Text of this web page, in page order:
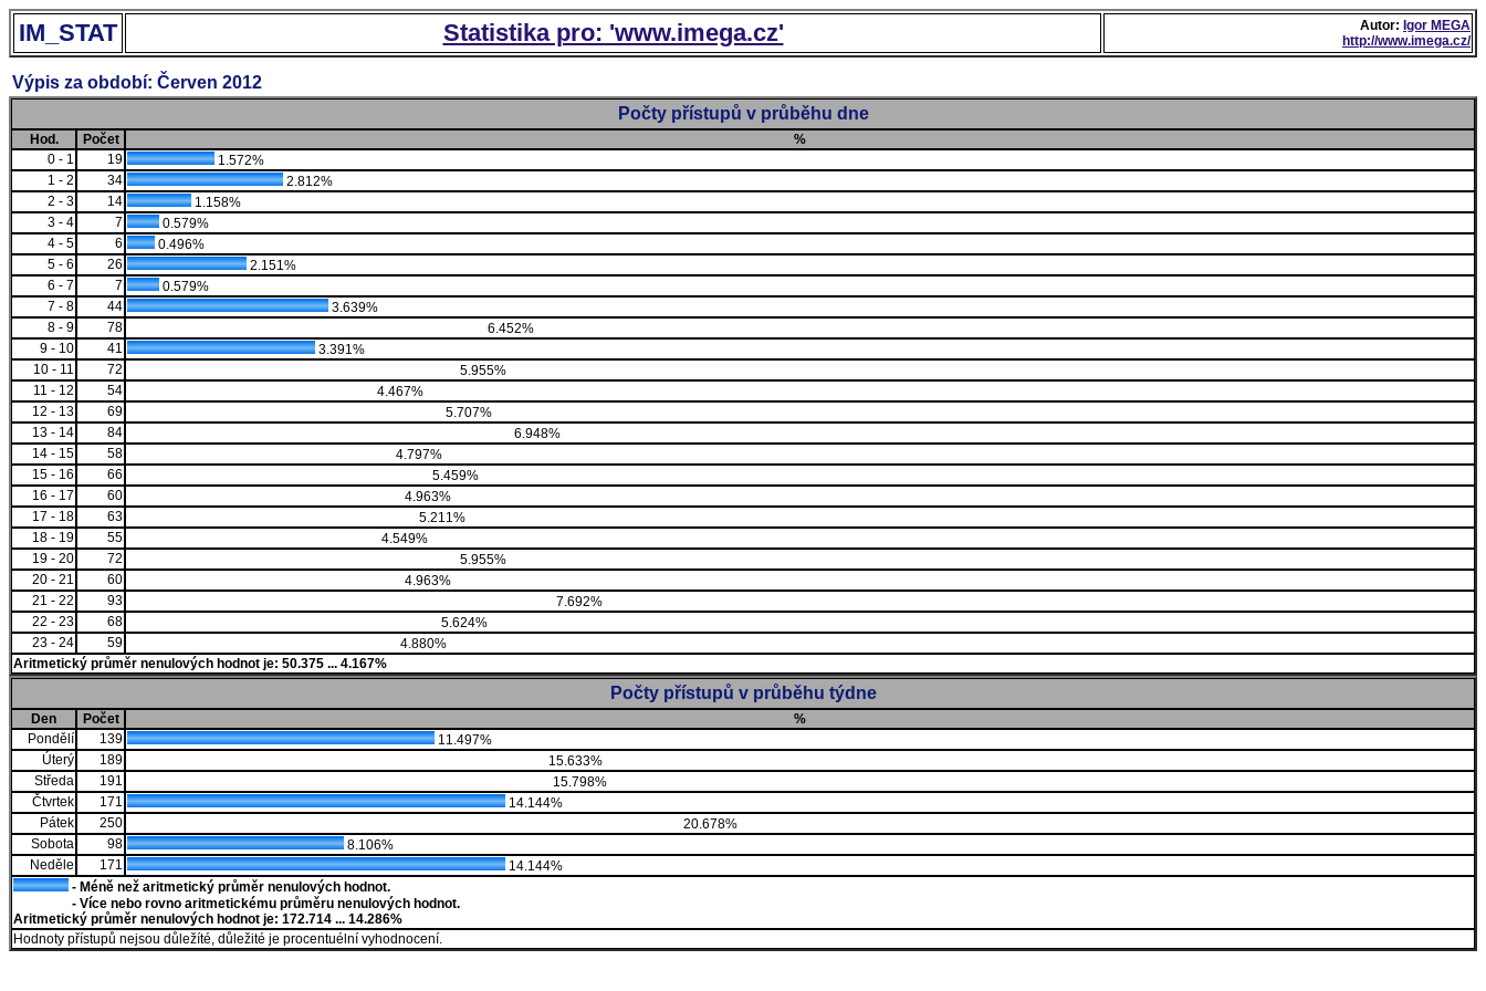
IM_STAT Statistika pro: 'www.imega.cz' Autor: Igor MEGA
http://www.imega.cz/
Výpis za období: Červen 2012
Počty přístupů v průběhu dne
Hod. Počet
%
0 - 1
19
1.572%
1 - 2
34
2.812%
2 - 3
14
1.158%
3 - 4
7
0.579%
4 - 5
6
0.496%
5 - 6
26
2.151%
6 - 7
7
0.579%
7 - 8
44
3.639%
8 - 9
78
6.452%
9 - 10
41
3.391%
10 - 11
72
5.955%
11 - 12
54
4.467%
12 - 13
69
5.707%
13 - 14
84
6.948%
14 - 15
58
4.797%
15 - 16
66
5.459%
16 - 17
60
4.963%
17 - 18
63
5.211%
18 - 19
55
4.549%
19 - 20
72
5.955%
20 - 21
60
4.963%
21 - 22
93
7.692%
22 - 23
68
5.624%
23 - 24
59
4.880%
Aritmetický průměr nenulových hodnot je: 50.375 ... 4.167%
Počty přístupů v průběhu týdne
Den Počet
%
Pondělí
139
11.497%
Úterý
189
15.633%
Středa
191
15.798%
Čtvrtek
171
14.144%
Pátek
250
20.678%
Sobota
98
8.106%
Neděle
171
14.144%
- Méně než aritmetický průměr nenulových hodnot.
- Více nebo rovno aritmetickému průměru nenulových hodnot.
Aritmetický průměr nenulových hodnot je: 172.714 ... 14.286%
Hodnoty přístupů nejsou důležíté, důležité je procentuélní vyhodnocení.